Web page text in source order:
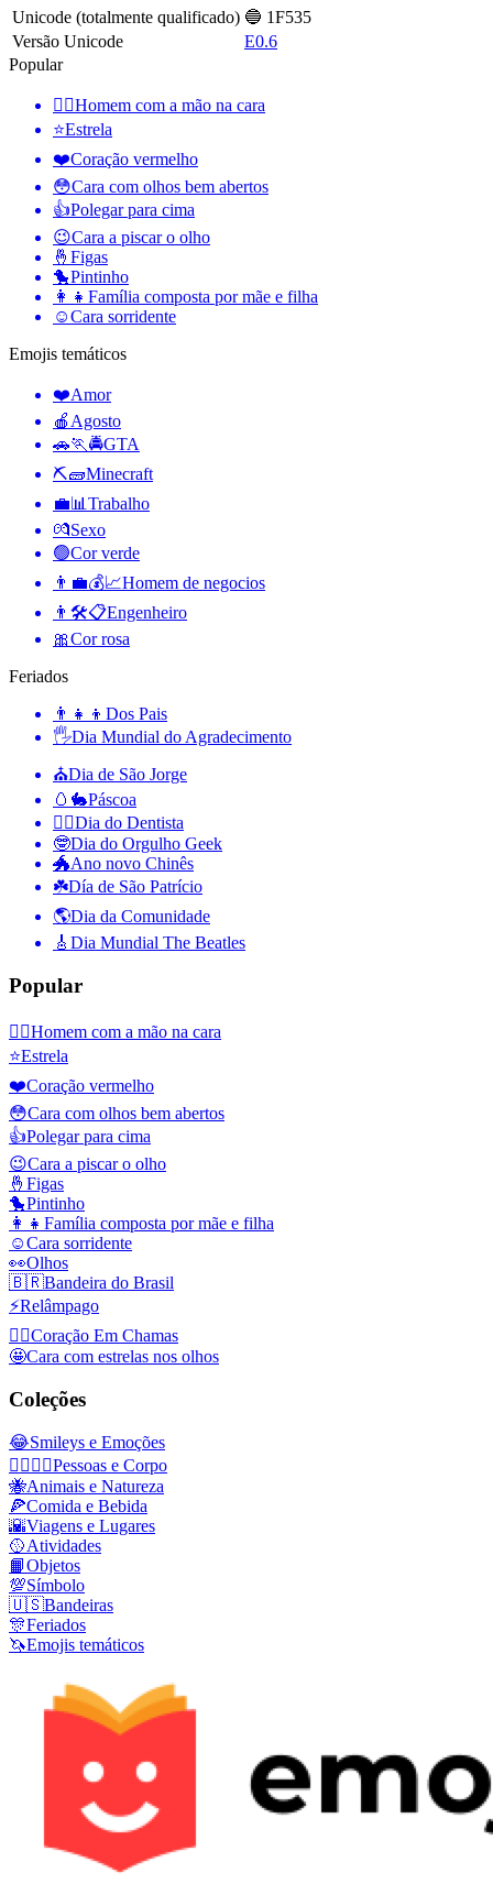
Unicode (totalmente qualificado) 🔵 1F535
Versão Unicode
E0.6
Popular
🤦‍♂️Homem com a mão na cara
⭐Estrela
❤️Coração vermelho
😳Cara com olhos bem abertos
👍Polegar para cima
😉Cara a piscar o olho
🤞 Figas
🐤Pintinho
👩‍👧 Família composta por mãe e filha
☺️Cara sorridente
Emojis temáticos
❤️Amor
🍎 Agosto
🚗🏃🚔GTA
⛏🧱Minecraft
💼📊 Trabalho
💏Sexo
🟢Cor verde
👨‍💼💰📈Homem de negocios
👨🛠📋Engenheiro
🎀Cor rosa
Feriados
👨‍👧‍👦 Dos Pais
🖐Dia Mundial do Agradecimento
⛪️Dia de São Jorge
🥚🐇Páscoa
👨‍⚕️Dia do Dentista
🤓Dia do Orgulho Geek
🐲Ano novo Chinês
☘️Día de São Patrício
🌎Dia da Comunidade
🎸 Dia Mundial The Beatles
Popular
🤦‍♂️Homem com a mão na cara
⭐Estrela
❤️Coração vermelho
😳Cara com olhos bem abertos
👍Polegar para cima
😉Cara a piscar o olho
🤞 Figas
🐤Pintinho
👩‍👧 Família composta por mãe e filha
☺️Cara sorridente
👀Olhos
🇧🇷Bandeira do Brasil
⚡Relâmpago
❤️‍🔥Coração Em Chamas
🤩Cara com estrelas nos olhos
Coleções
😂Smileys e Emoções
👩‍❤️‍💋‍👨Pessoas e Corpo
🐝Animais e Natureza
🍕Comida e Bebida
🌇Viagens e Lugares
🥎Atividades
📙Objetos
💯Símbolo
🇺🇸Bandeiras
🎊Feriados
🦄Emojis temáticos